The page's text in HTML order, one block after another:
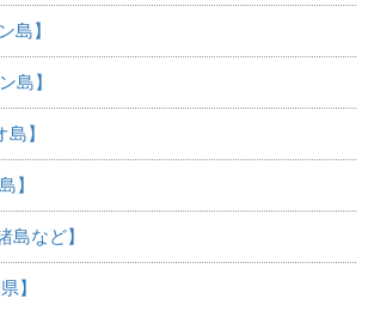
島】
島】
】
】
島など】
】